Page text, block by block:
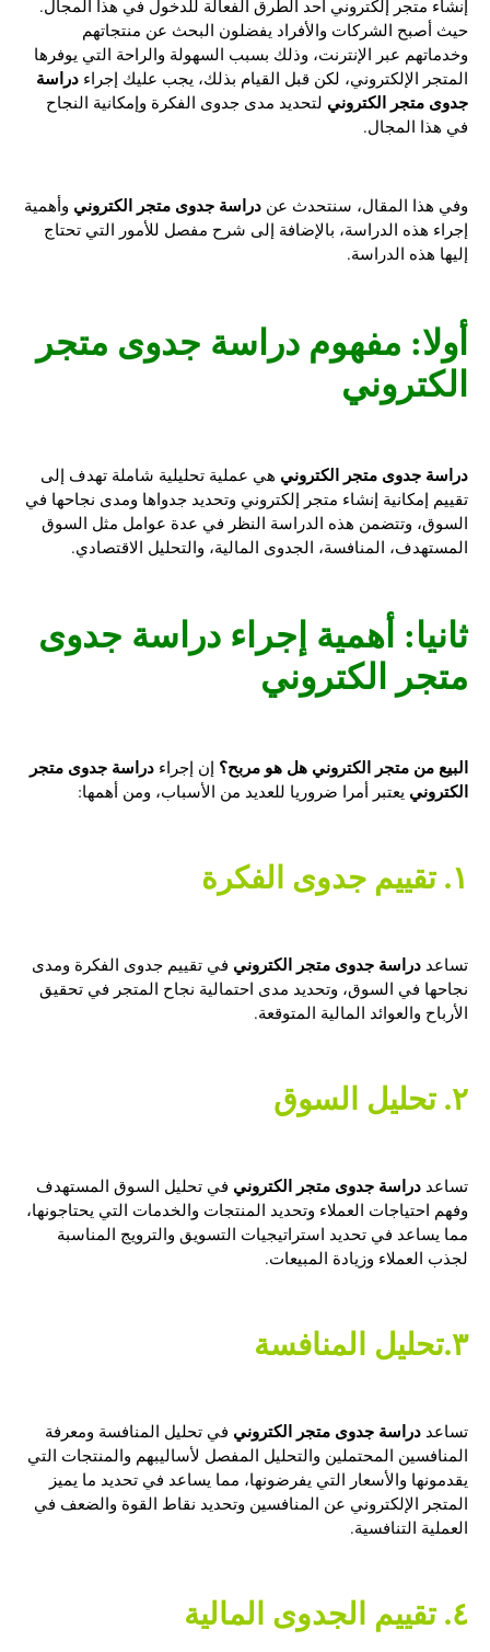
إنشاء متجر إلكتروني أحد الطرق الفعالة للدخول في هذا المجال.
حيث أصبح الشركات والأفراد يفضلون البحث عن منتجاتهم
وخدماتهم عبر الإنترنت، وذلك بسبب السهولة والراحة التي يوفرها
المتجر الإلكتروني، لكن قبل القيام بذلك، يجب عليك إجراءدراسة
جدوى متجر الكترونيلتحديد مدى جدوى الفكرة وإمكانية النجاح
في هذا المجال.
وفي هذا المقال، سنتحدث عندراسة جدوى متجر الكترونيوأهمية
إجراء هذه الدراسة، بالإضافة إلى شرح مفصل للأمور التي تحتاج
إليها هذه الدراسة.
أولا: مفهومدراسة جدوى متجر
الكتروني
دراسة جدوى متجر الكترونيهي عملية تحليلية شاملة تهدف إلى
تقييم إمكانية إنشاء متجر إلكتروني وتحديد جدواها ومدى نجاحها في
السوق، وتتضمن هذه الدراسة النظر في عدة عوامل مثل السوق
المستهدف، المنافسة، الجدوى المالية، والتحليل الاقتصادي.
ثانيا: أهمية إجراءدراسة جدوى
متجر الكتروني
البيع من متجر الكتروني هل هو مربح؟إن إجراءدراسة جدوى متجر
الكترونييعتبر أمرا ضروريا للعديد من الأسباب، ومن أهمها:
تساعددراسة جدوى متجر الكترونيفي تقييم جدوى الفكرة ومدى
نجاحها في السوق، وتحديد مدى احتمالية نجاح المتجر في تحقيق
الأرباح والعوائد المالية المتوقعة.
تساعددراسة جدوى متجر الكترونيفي تحليل السوق المستهدف
وفهم احتياجات العملاء وتحديد المنتجات والخدمات التي يحتاجونها،
مما يساعد في تحديد استراتيجيات التسويق والترويج المناسبة
لجذب العملاء وزيادة المبيعات.
تساعددراسة جدوى متجر الكترونيفي تحليل المنافسة ومعرفة
المنافسين المحتملين والتحليل المفصل لأساليبهم والمنتجات التي
يقدمونها والأسعار التي يفرضونها، مما يساعد في تحديد ما يميز
المتجر الإلكتروني عن المنافسين وتحديد نقاط القوة والضعف في
العملية التنافسية.